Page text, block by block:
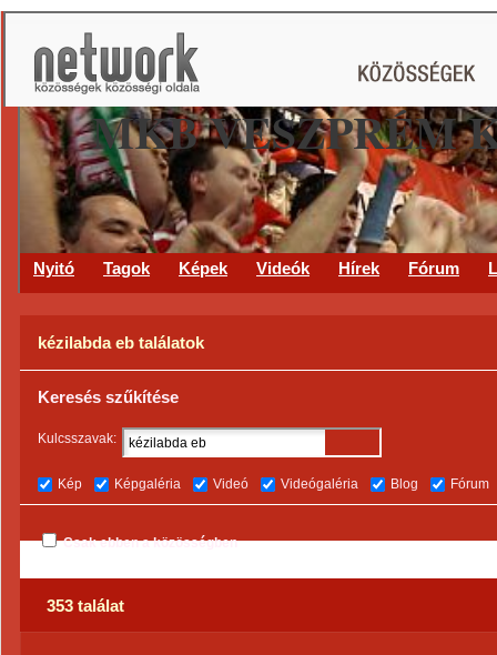
MKB VESZPRÉM
Nyitó Tagok Képek Videók Hírek Fórum
kézilabda eb találatok
Keresés szűkítése
Kulcsszavak:
Kép Képgaléria Videó Videógaléria Blog Fórum
Csak ebben a közösségben
353 találat